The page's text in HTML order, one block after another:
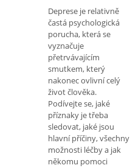
Deprese je relativně
častá psychologická
porucha, která se
vyznačuje
přetrvávajícím
smutkem, který
nakonec ovlivní celý
život člověka.
Podívejte se, jaké
příznaky je třeba
sledovat, jaké jsou
hlavní příčiny, všechny
možnosti léčby a jak
někomu pomoci